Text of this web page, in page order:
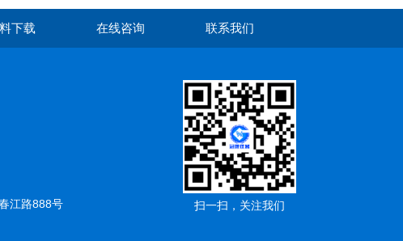
下载 在线咨询 联系我们
江路888号
扫一扫，关注我们